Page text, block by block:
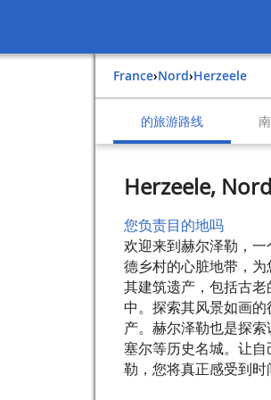
France› Nord› Herzeele
的旅游路线
Herzeele,
您负责目的地吗
欢迎来到赫尔泽勒，
德乡村的心脏地带，
其建筑遗产，包括古
中。探索其风景如画
产。赫尔泽勒也是探
塞尔等历史名城。让
勒，您将真正感受到